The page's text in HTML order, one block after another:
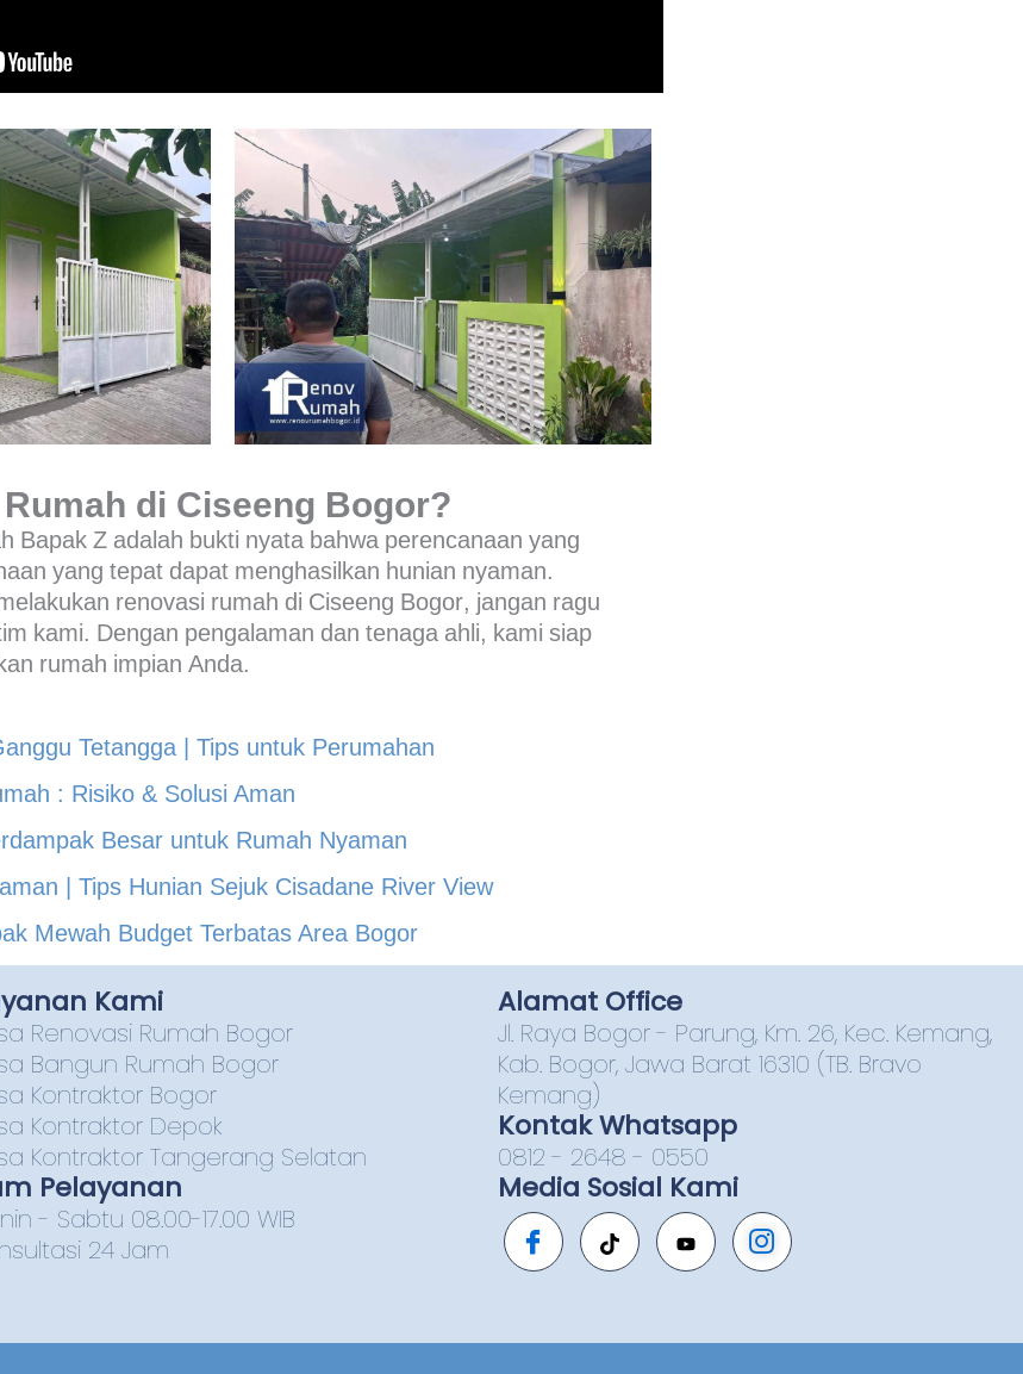
di Ciseeng Bogor?
Bapak Z adalah bukti nyata bahwa perencanaan yang
yang tepat dapat menghasilkan hunian nyaman.
renovasi rumah di Ciseeng Bogor, jangan ragu
kami. Dengan pengalaman dan tenaga ahli, kami siap
rumah impian Anda.
Tetangga | Tips untuk Perumahan
: Risiko & Solusi Aman
Besar untuk Rumah Nyaman
| Tips Hunian Sejuk Cisadane River View
Mewah Budget Terbatas Area Bogor
Kami
Renovasi Rumah Bogor
Bangun Rumah Bogor
Kontraktor Bogor
Kontraktor Depok
Kontraktor Tangerang Selatan
Pelayanan
- Sabtu 08.00-17.00 WIB
24 Jam
Alamat Office
Jl. Raya Bogor - Parung, Km. 26, Kec. Kemang,
Kab. Bogor, Jawa Barat 16310 (TB. Bravo
Kemang)
Kontak Whatsapp
0812 - 2648 - 0550
Media Sosial Kami